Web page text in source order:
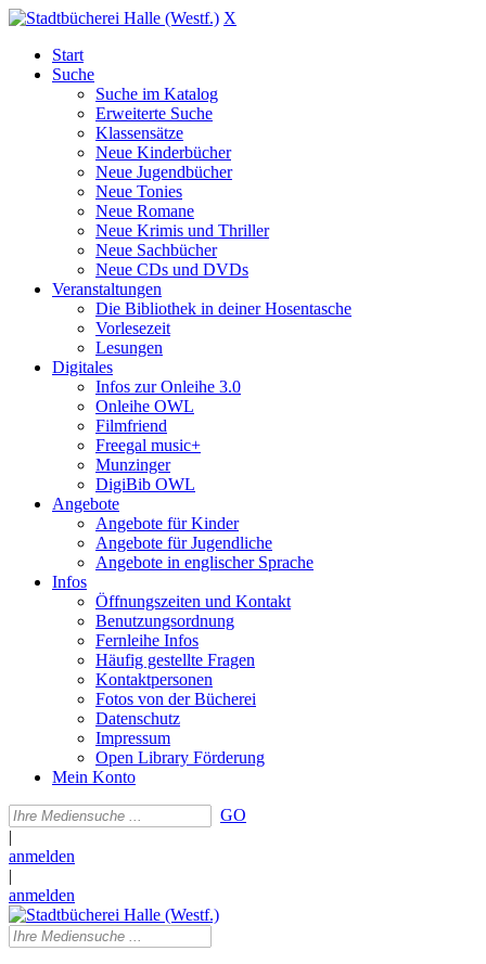
X
Start
Suche
Suche im Katalog
Erweiterte Suche
Klassensätze
Neue Kinderbücher
Neue Jugendbücher
Neue Tonies
Neue Romane
Neue Krimis und Thriller
Neue Sachbücher
Neue CDs und DVDs
Veranstaltungen
Die Bibliothek in deiner Hosentasche
Vorlesezeit
Lesungen
Digitales
Infos zur Onleihe 3.0
Onleihe OWL
Filmfriend
Freegal music+
Munzinger
DigiBib OWL
Angebote
Angebote für Kinder
Angebote für Jugendliche
Angebote in englischer Sprache
Infos
Öffnungszeiten und Kontakt
Benutzungsordnung
Fernleihe Infos
Häufig gestellte Fragen
Kontaktpersonen
Fotos von der Bücherei
Datenschutz
Impressum
Open Library Förderung
Mein Konto
GO
|
anmelden
|
anmelden